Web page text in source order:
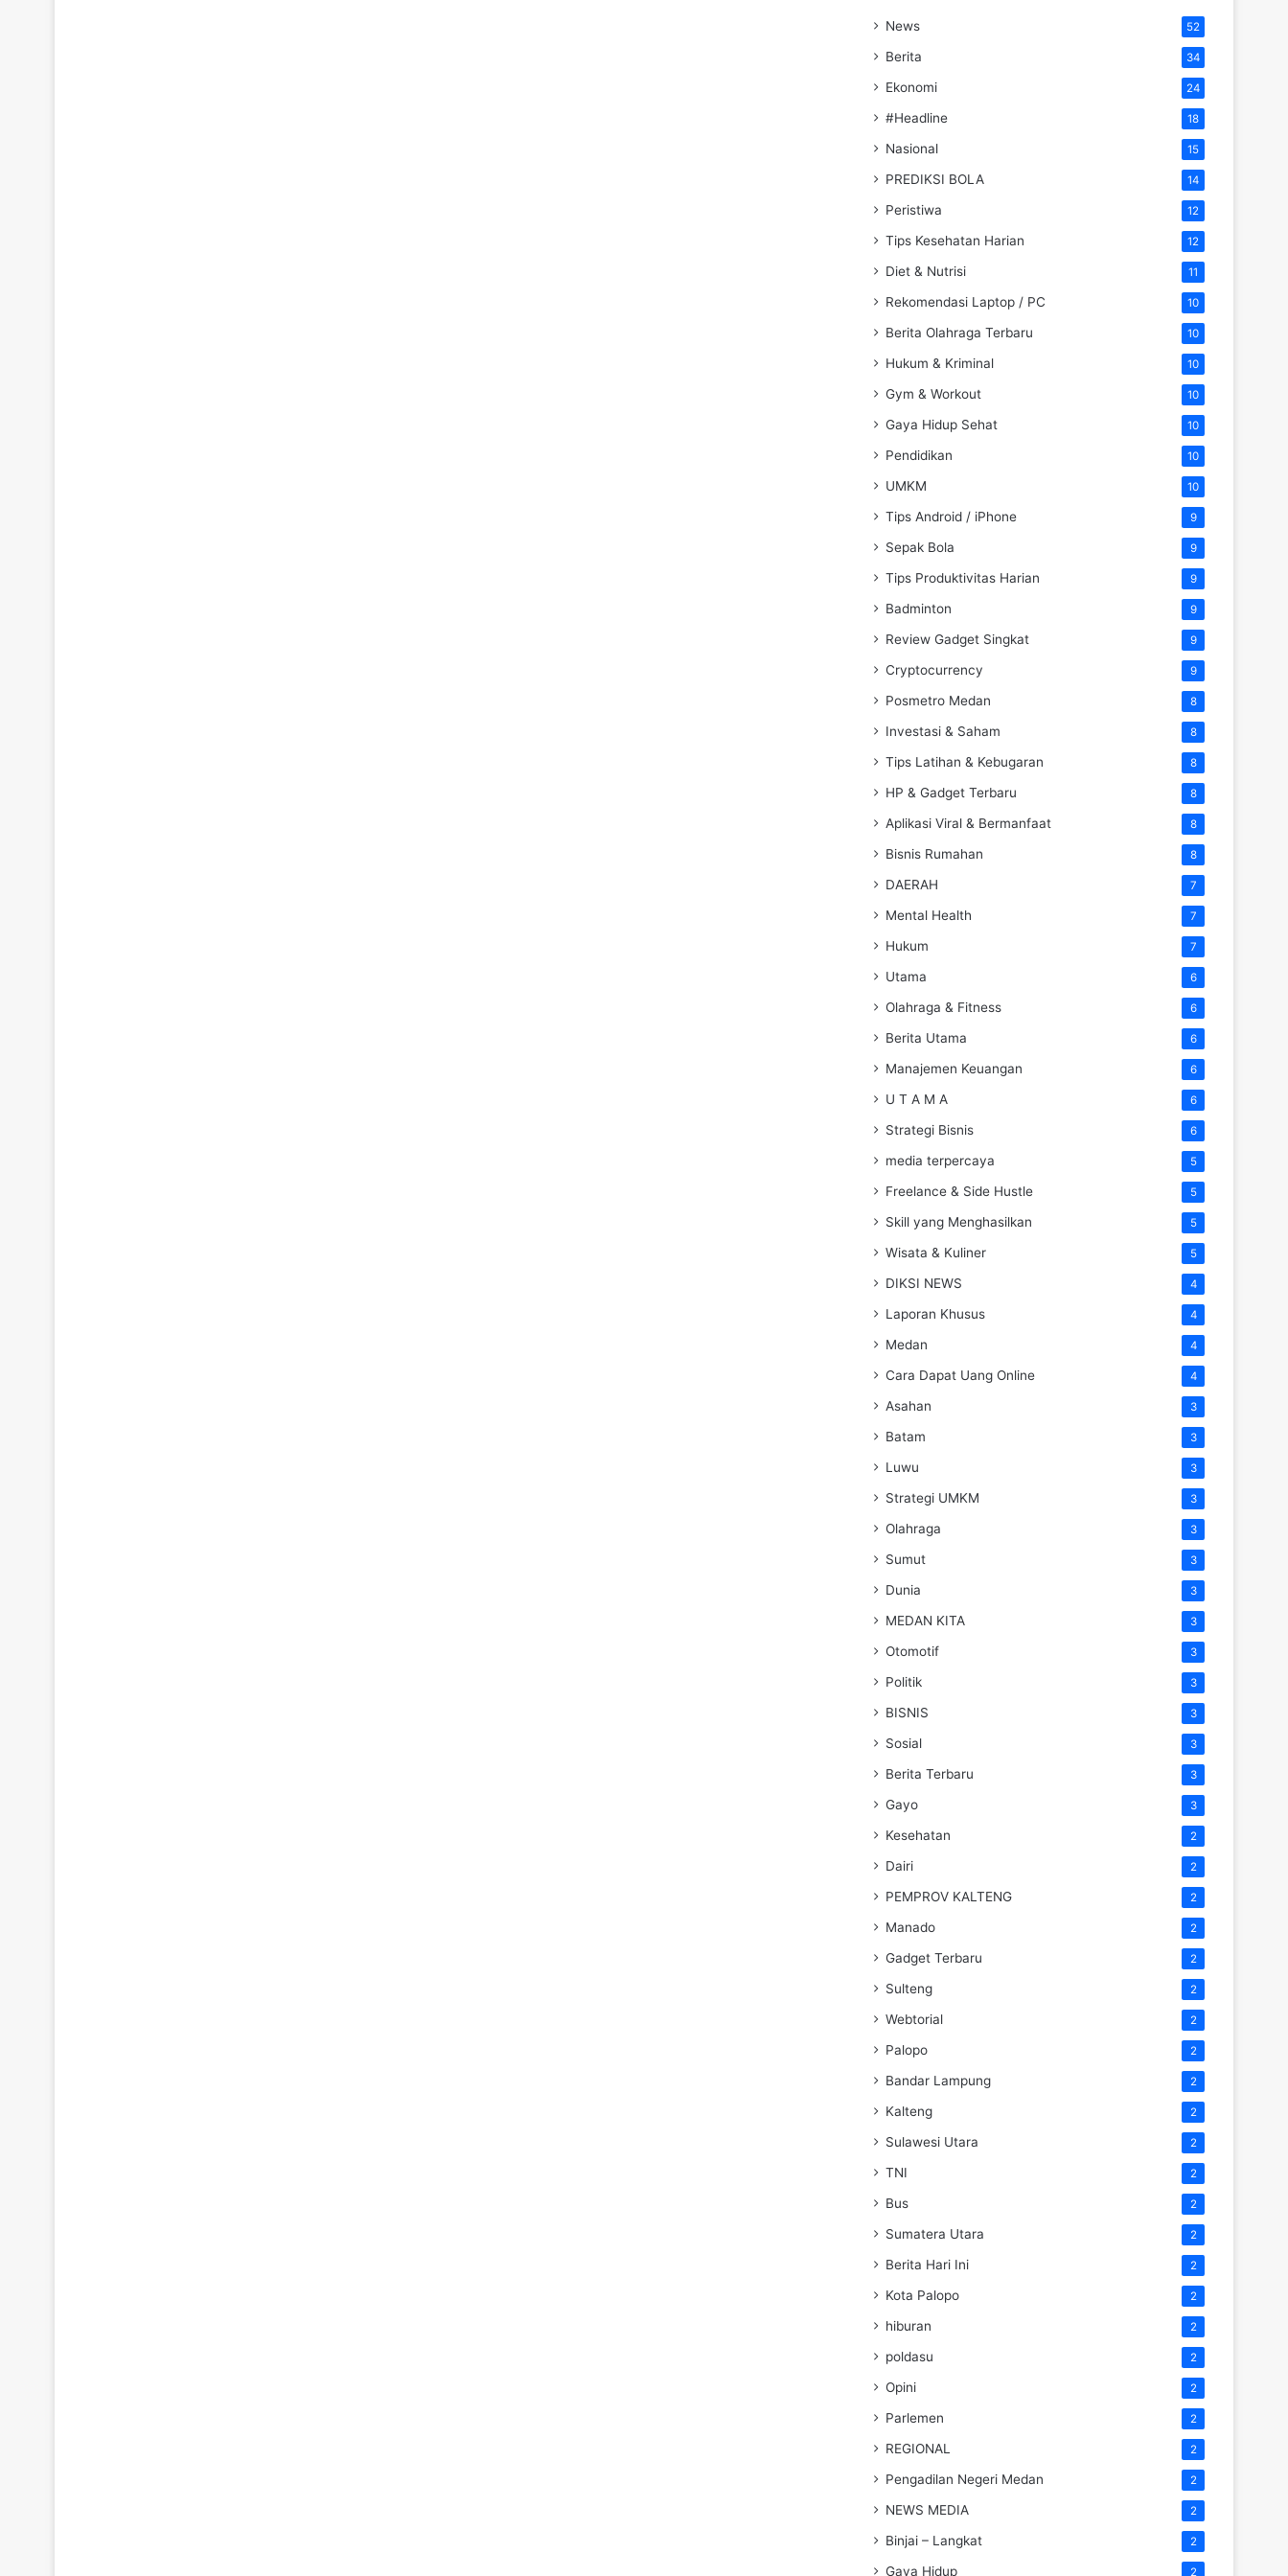
News 52
Berita 34
Ekonomi 24
#Headline 18
Nasional 15
PREDIKSI BOLA 14
Peristiwa 12
Tips Kesehatan Harian 12
Diet & Nutrisi 11
Rekomendasi Laptop / PC 10
Berita Olahraga Terbaru 10
Hukum & Kriminal 10
Gym & Workout 10
Gaya Hidup Sehat 10
Pendidikan 10
UMKM 10
Tips Android / iPhone 9
Sepak Bola 9
Tips Produktivitas Harian 9
Badminton 9
Review Gadget Singkat 9
Cryptocurrency 9
Posmetro Medan 8
Investasi & Saham 8
Tips Latihan & Kebugaran 8
HP & Gadget Terbaru 8
Aplikasi Viral & Bermanfaat 8
Bisnis Rumahan 8
DAERAH 7
Mental Health 7
Hukum 7
Utama 6
Olahraga & Fitness 6
Berita Utama 6
Manajemen Keuangan 6
U T A M A 6
Strategi Bisnis 6
media terpercaya 5
Freelance & Side Hustle 5
Skill yang Menghasilkan 5
Wisata & Kuliner 5
DIKSI NEWS 4
Laporan Khusus 4
Medan 4
Cara Dapat Uang Online 4
Asahan 3
Batam 3
Luwu 3
Strategi UMKM 3
Olahraga 3
Sumut 3
Dunia 3
MEDAN KITA 3
Otomotif 3
Politik 3
BISNIS 3
Sosial 3
Berita Terbaru 3
Gayo 3
Kesehatan 2
Dairi 2
PEMPROV KALTENG 2
Manado 2
Gadget Terbaru 2
Sulteng 2
Webtorial 2
Palopo 2
Bandar Lampung 2
Kalteng 2
Sulawesi Utara 2
TNI 2
Bus 2
Sumatera Utara 2
Berita Hari Ini 2
Kota Palopo 2
hiburan 2
poldasu 2
Opini 2
Parlemen 2
REGIONAL 2
Pengadilan Negeri Medan 2
NEWS MEDIA 2
Binjai – Langkat 2
Gaya Hidup 2